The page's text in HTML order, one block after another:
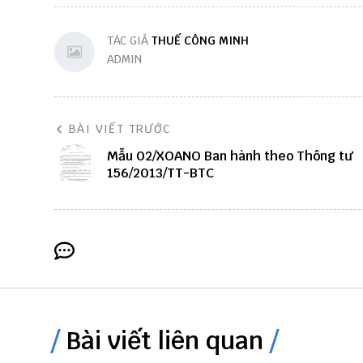
TÁC GIẢ THUẾ CÔNG MINH
ADMIN
BÀI VIẾT TRƯỚC
Mẫu 02/XOANO Ban hành theo Thông tư
156/2013/TT-BTC
Bài viết liên quan